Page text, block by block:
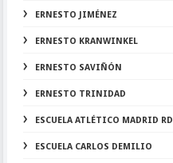
ERNESTO JIMÉNEZ
ERNESTO KRANWINKEL
ERNESTO SAVIÑÓN
ERNESTO TRINIDAD
ESCUELA ATLÉTICO MADRID RD
ESCUELA CARLOS DEMILIO